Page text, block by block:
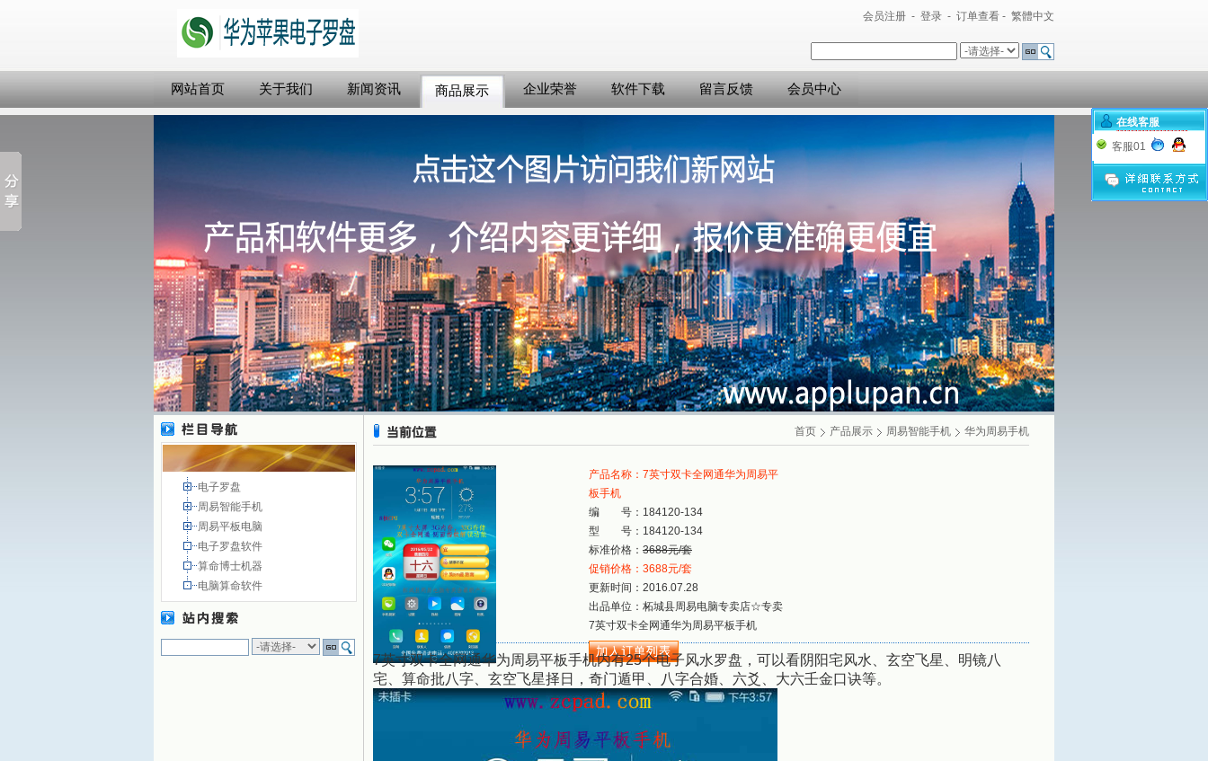
会员注册 - 登录 - 订单查看 - 繁體中文
网站首页 关于我们 新闻资讯 商品展示 企业荣誉 软件下载 留言反馈 会员中心
电子罗盘
周易智能手机
周易平板电脑
电子罗盘软件
算命博士机器
电脑算命软件
首页 产品展示 周易智能手机 华为周易手机
产品名称：7英寸双卡全网通华为周易平
板手机
编 号：184120-134
型 号：184120-134
标准价格： 3688元/套
促销价格：3688元/套
更新时间：2016.07.28
出品单位：柘城县周易电脑专卖店☆专卖
7英寸双卡全网通华为周易平板手机
7英寸双卡全网通华为周易平板手机内有25个电子风水罗盘，可以看阴阳宅风水、玄空飞星、明镜八
宅、算命批八字、玄空飞星择日，奇门遁甲、八字合婚、六爻、大六壬金口诀等。
在线客服
客服01